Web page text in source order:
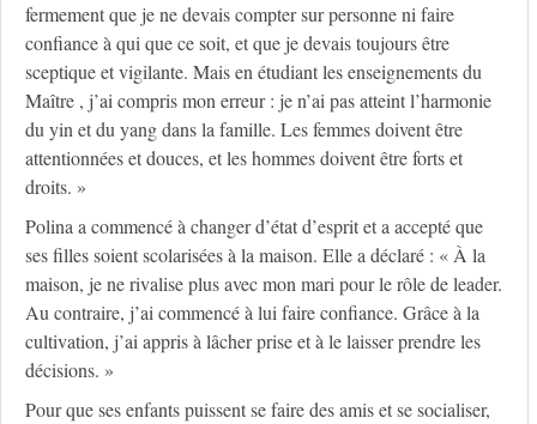
fermement que je ne devais compter sur personne ni faire
confiance à qui que ce soit, et que je devais toujours être
sceptique et vigilante. Mais en étudiant les enseignements du
Maître , j’ai compris mon erreur : je n’ai pas atteint l’harmonie
du yin et du yang dans la famille. Les femmes doivent être
attentionnées et douces, et les hommes doivent être forts et
droits. »
Polina a commencé à changer d’état d’esprit et a accepté que
ses filles soient scolarisées à la maison. Elle a déclaré : « À la
maison, je ne rivalise plus avec mon mari pour le rôle de leader.
Au contraire, j’ai commencé à lui faire confiance. Grâce à la
cultivation, j’ai appris à lâcher prise et à le laisser prendre les
décisions. »
Pour que ses enfants puissent se faire des amis et se socialiser,